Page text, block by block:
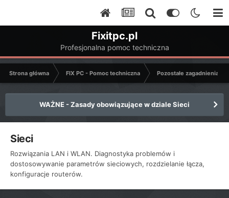
Fixitpc.pl
Profesjonalna pomoc techniczna
Strona główna FIX PC - Pomoc techniczna Pozostałe zagadnienia
WAŻNE - Zasady obowiązujące w dziale Sieci
Sieci
Rozwiązania LAN i WLAN. Diagnostyka problemów i
dostosowywanie parametrów sieciowych, rozdzielanie łącza,
konfiguracje routerów.